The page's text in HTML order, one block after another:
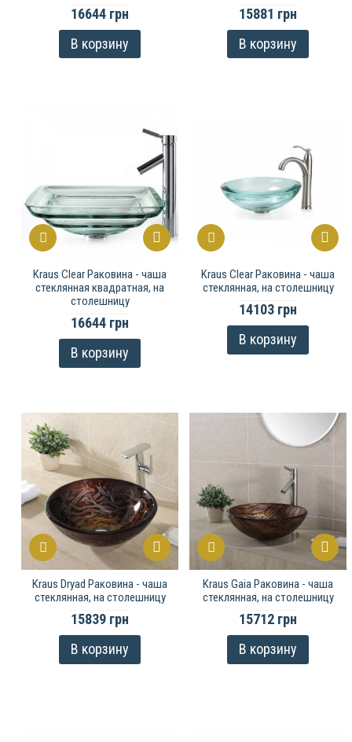
16644 грн
В корзину
15881 грн
В корзину
Kraus Clear Раковина - чаша
стеклянная квадратная, на
столешницу
16644 грн
В корзину
Kraus Clear Раковина - чаша
стеклянная, на столешницу
14103 грн
В корзину
Kraus Dryad Раковина - чаша
стеклянная, на столешницу
15839 грн
В корзину
Kraus Gaia Раковина - чаша
стеклянная, на столешницу
15712 грн
В корзину